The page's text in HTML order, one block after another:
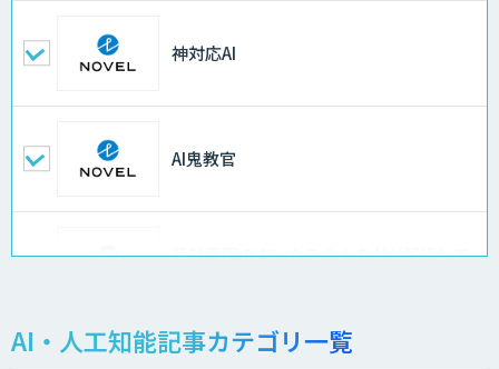
神対応AI
AI鬼教官
設計不明の古いシステムをAIが解析して
AI・人工知能記事カテゴリ一覧